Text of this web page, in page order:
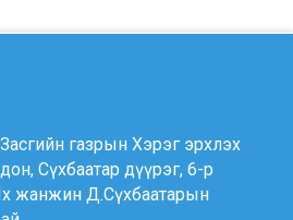
газрын Хэрэг эрхлэх
Сүхбаатар дүүрэг, 6-р
жанжин Д.Сүхбаатарын